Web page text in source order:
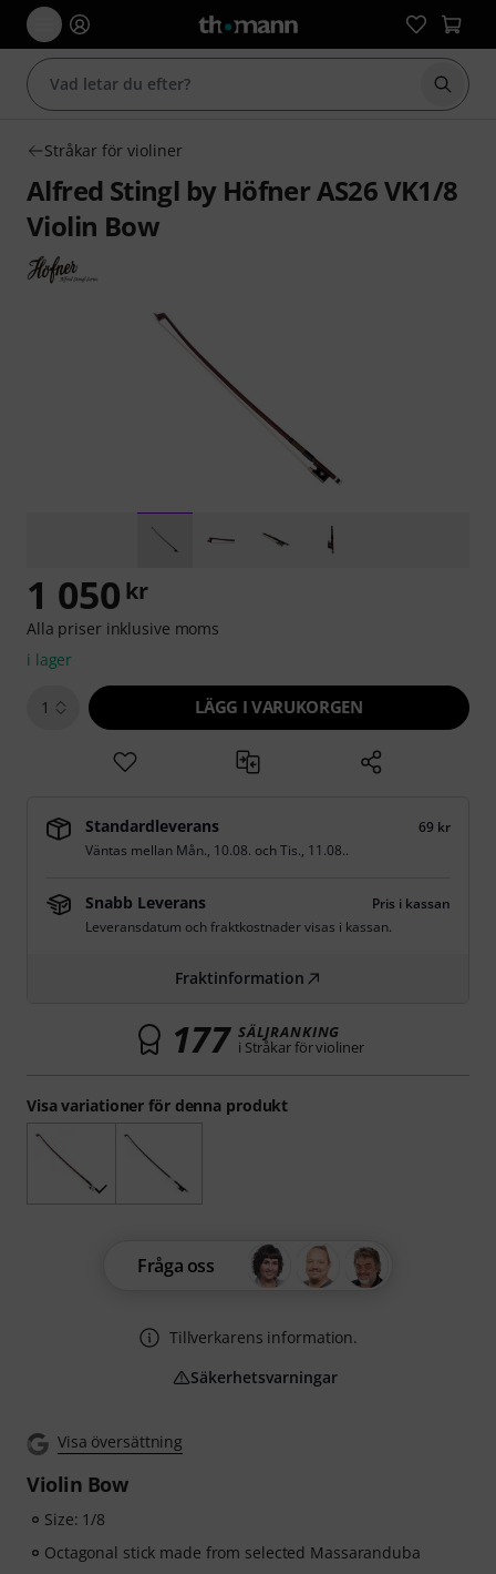
Börja
Stråkar för violiner
Alfred Stingl by Höfner AS26 VK1/8
Violin Bow
Visa översättning
Violin Bow
Size: 1/8
Octagonal stick made from selected Massaranduba
Visa variationer för denna produkt
1 050 kr
Alla priser inklusive moms
i lager
1 LÄGG I VARUKORGEN
Standardleverans
69 kr
Väntas mellan Mån., 10.08. ochTis., 11.08..
Snabb Leverans
Pris i kassan
Leveransdatum och fraktkostnader visas i kassan.
Fraktinformation
177 SÄLJRANKING
i Stråkar för violiner
Fråga oss
Tillverkarens information.
Säkerhetsvarningar